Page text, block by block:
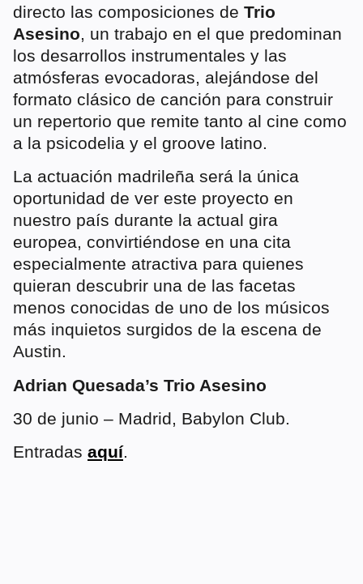
directo las composiciones de Trio
Asesino, un trabajo en el que predominan
los desarrollos instrumentales y las
atmósferas evocadoras, alejándose del
formato clásico de canción para construir
un repertorio que remite tanto al cine como
a la psicodelia y el groove latino.
La actuación madrileña será la única
oportunidad de ver este proyecto en
nuestro país durante la actual gira
europea, convirtiéndose en una cita
especialmente atractiva para quienes
quieran descubrir una de las facetas
menos conocidas de uno de los músicos
más inquietos surgidos de la escena de
Austin.
Adrian Quesada’s Trio Asesino
30 de junio – Madrid, Babylon Club.
Entradas aquí.